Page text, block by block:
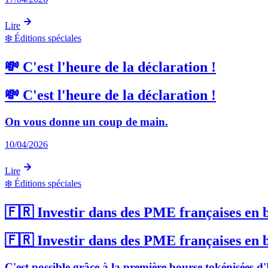
Lire
❄️ Éditions spéciales
💸 C'est l'heure de la déclaration !
💸 C'est l'heure de la déclaration !
On vous donne un coup de main.
10/04/2026
Lire
❄️ Éditions spéciales
🇫🇷 Investir dans des PME françaises en
🇫🇷 Investir dans des PME françaises en